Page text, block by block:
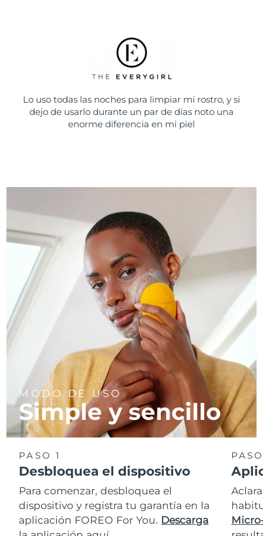
Lo uso todas las noches para limpiar mi rostro, y si
dejo de usarlo durante un par de días noto una
enorme diferencia en mi piel
MODO DE USO
Simple y sencillo
PASO 1
Desbloquea el dispositivo
Para comenzar, desbloquea el
dispositivo y registra tu garantía en la
aplicación FOREO For You. Descarga